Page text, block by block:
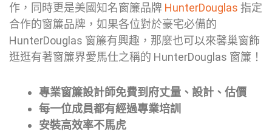
作，同時更是美國知名窗簾品牌 HunterDouglas 指定
合作的窗簾品牌，如果各位對於豪宅必備的
HunterDouglas 窗簾有興趣，那麼也可以來馨巢窗飾
逛逛有著窗簾界愛馬仕之稱的 HunterDouglas 窗簾！
專業窗簾設計師免費到府丈量、設計、估價
每一位成員都有經過專業培訓
安裝高效率不馬虎